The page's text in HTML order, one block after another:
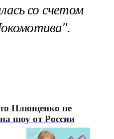
со счетом
Плющенко не
шоу от России